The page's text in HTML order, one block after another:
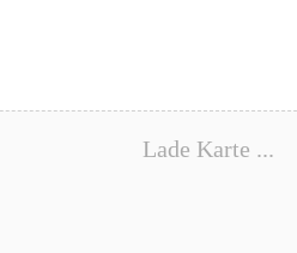
Lade Karte ...